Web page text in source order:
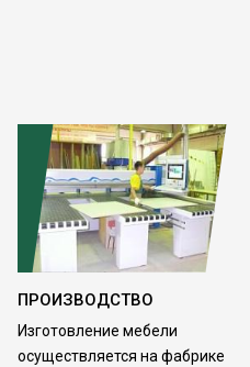
ПРОИЗВОДСТВО
Изготовление мебели
осуществляется на фабрике